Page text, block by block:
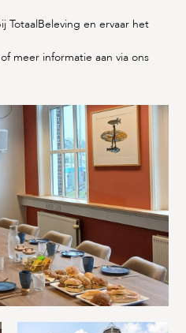
TotaalBeleving en ervaar het
meer informatie aan via ons